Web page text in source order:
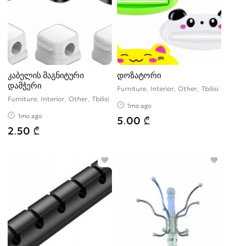
კაბელის მაგნიტური
დამჭერი
Furniture, Interior, Other Tbilisi
1mo ago
2.50 ₾
დოზატორი
Furniture, Interior, Other Tbilisi
1mo ago
5.00 ₾